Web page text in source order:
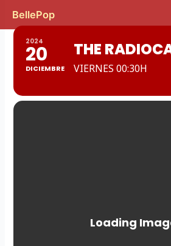
contenido
BellePop
2024
20
DICIEMBRE
THE
VIERNES 00:30H